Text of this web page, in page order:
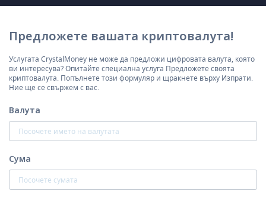
Предложете вашата криптовалута!
Услугата CrystalMoney не може да предложи цифровата валута, която
ви интересува? Опитайте специална услуга Предложете своята
криптовалута. Попълнете този формуляр и щракнете върху Изпрати.
Ние ще се свържем с вас.
Валута
Сума